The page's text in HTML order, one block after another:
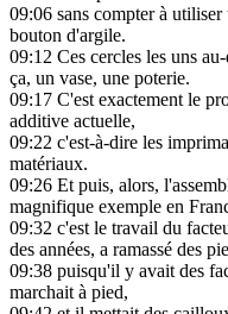
09:06 sans compter à
bouton d'argile.
09:12 Ces cercles les uns
ça, un vase, une poterie.
09:17 C'est exactement le
additive actuelle,
09:22 c'est-à-dire les
matériaux.
09:26 Et puis, alors,
magnifique exemple en
09:32 c'est le travail du
des années, a ramassé des
09:38 puisqu'il y avait des
marchait à pied,